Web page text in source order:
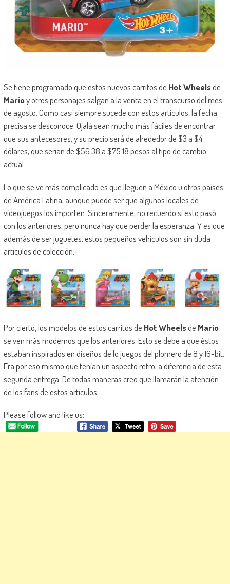
Se tiene programado que estos nuevos carritos de Hot Wheelsde
Marioy otros personajes salgan a la venta en el transcurso del mes
de agosto. Como casi siempre sucede con estos artículos, la fecha
precisa se desconoce. Ojalá sean mucho más fáciles de encontrar
que sus antecesores, y su precio será de alrededor de $3 a $4
dólares, que serían de $56.38 a $75.18 pesos al tipo de cambio
actual.
Lo que se ve más complicado es que lleguen a México u otros países
de América Latina, aunque puede ser que algunos locales de
videojuegos los importen. Sinceramente, no recuerdo si esto pasó
con los anteriores, pero nunca hay que perder la esperanza. Y es que
además de ser juguetes, estos pequeños vehículos son sin duda
artículos de colección.
Por cierto, los modelos de estos carritos de Hot Wheelsde Mario
se ven más modernos que los anteriores. Esto se debe a que éstos
estaban inspirados en diseños de lo juegos del plomero de 8 y 16-bit.
Era por eso mismo que tenían un aspecto retro, a diferencia de esta
segunda entrega. De todas maneras creo que llamarán la atención
de los fans de estos artículos.
Please follow and like us: